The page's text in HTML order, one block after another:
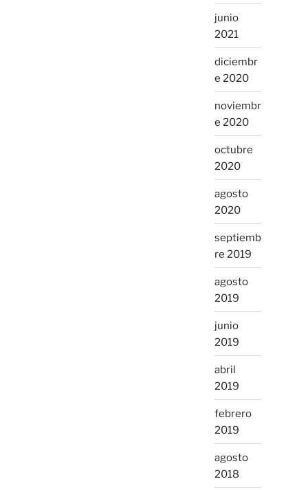
junio
2021
diciembr
e 2020
noviembr
e 2020
octubre
2020
agosto
2020
septiemb
re 2019
agosto
2019
junio
2019
abril
2019
febrero
2019
agosto
2018